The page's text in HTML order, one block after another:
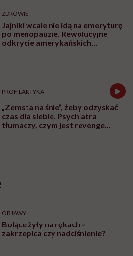
ZDROWIE
Jajniki wcale nie idą na emeryturę
po menopauzie. Rewolucyjne
odkrycie amerykańskich
PROFILAKTYKA
„Zemsta na śnie”, żeby odzyskać
czas dla siebie. Psychiatra
tłumaczy, czym jest revenge
OBJAWY
Bolące żyły na rękach –
zakrzepica czy nadciśnienie?